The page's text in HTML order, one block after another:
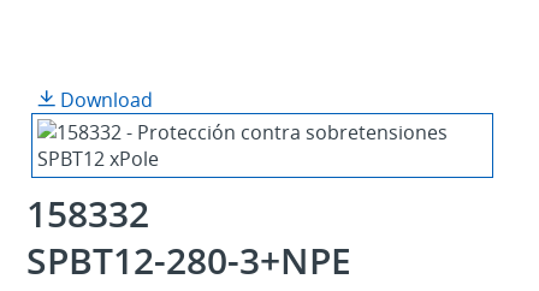
Download
158332
SPBT12-280-3+NPE